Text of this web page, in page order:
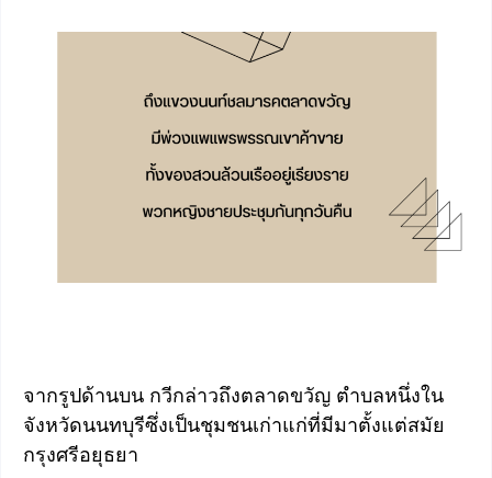
จากรูปด้านบน กวีกล่าวถึงตลาดขวัญ ตำบลหนึ่งใน
จังหวัดนนทบุรีซึ่งเป็นชุมชนเก่าแก่ที่มีมาตั้งแต่สมัย
กรุงศรีอยุธยา